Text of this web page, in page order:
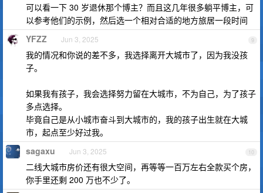
可以看一下 30 岁退休那个博主？而且这几年很多躺平博主，可
以参考他们的示例，然后选一个相对合适的地方旅居一段时间
9
YFZZ Jun 3, 2025
我的情况和你说的差不多，我选择离开大城市了，因为我没孩
子。
如果我有孩子，我会选择努力留在大城市，不为自己，为了孩子
多点选择。
毕竟自己是从小城市奋斗到大城市的，我的孩子出生就在大城
市，起点至少好过我。
10
sagaxu Jun 3, 2025
二线大城市房价还有很大空间，再等等一百万左右全款买个房，
你手里还剩 200 万也不少了。